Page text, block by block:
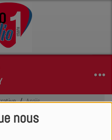
nous
Anaïs